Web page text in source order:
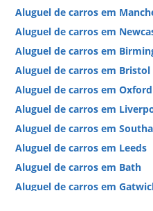
Aluguel de carros em
Aluguel de carros em
Aluguel de carros em
Aluguel de carros em Bristol
Aluguel de carros em Oxford
Aluguel de carros em
Aluguel de carros em
Aluguel de carros em Leeds
Aluguel de carros em Bath
Aluguel de carros em